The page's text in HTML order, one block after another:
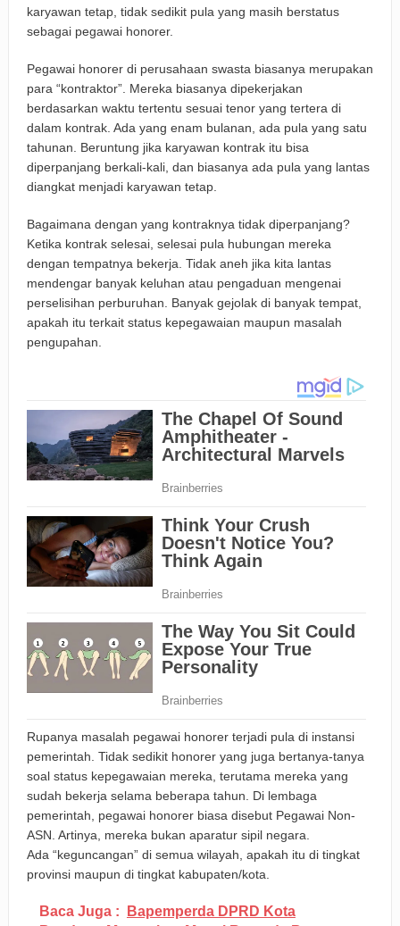
karyawan tetap, tidak sedikit pula yang masih berstatus
sebagai pegawai honorer.
Pegawai honorer di perusahaan swasta biasanya merupakan
para “kontraktor”. Mereka biasanya dipekerjakan
berdasarkan waktu tertentu sesuai tenor yang tertera di
dalam kontrak. Ada yang enam bulanan, ada pula yang satu
tahunan. Beruntung jika karyawan kontrak itu bisa
diperpanjang berkali-kali, dan biasanya ada pula yang lantas
diangkat menjadi karyawan tetap.
Bagaimana dengan yang kontraknya tidak diperpanjang?
Ketika kontrak selesai, selesai pula hubungan mereka
dengan tempatnya bekerja. Tidak aneh jika kita lantas
mendengar banyak keluhan atau pengaduan mengenai
perselisihan perburuhan. Banyak gejolak di banyak tempat,
apakah itu terkait status kepegawaian maupun masalah
pengupahan.
Rupanya masalah pegawai honorer terjadi pula di instansi
pemerintah. Tidak sedikit honorer yang juga bertanya-tanya
soal status kepegawaian mereka, terutama mereka yang
sudah bekerja selama beberapa tahun. Di lembaga
pemerintah, pegawai honorer biasa disebut Pegawai Non-
ASN. Artinya, mereka bukan aparatur sipil negara.
Ada “keguncangan” di semua wilayah, apakah itu di tingkat
provinsi maupun di tingkat kabupaten/kota.
Baca Juga :
Bapemperda DPRD Kota